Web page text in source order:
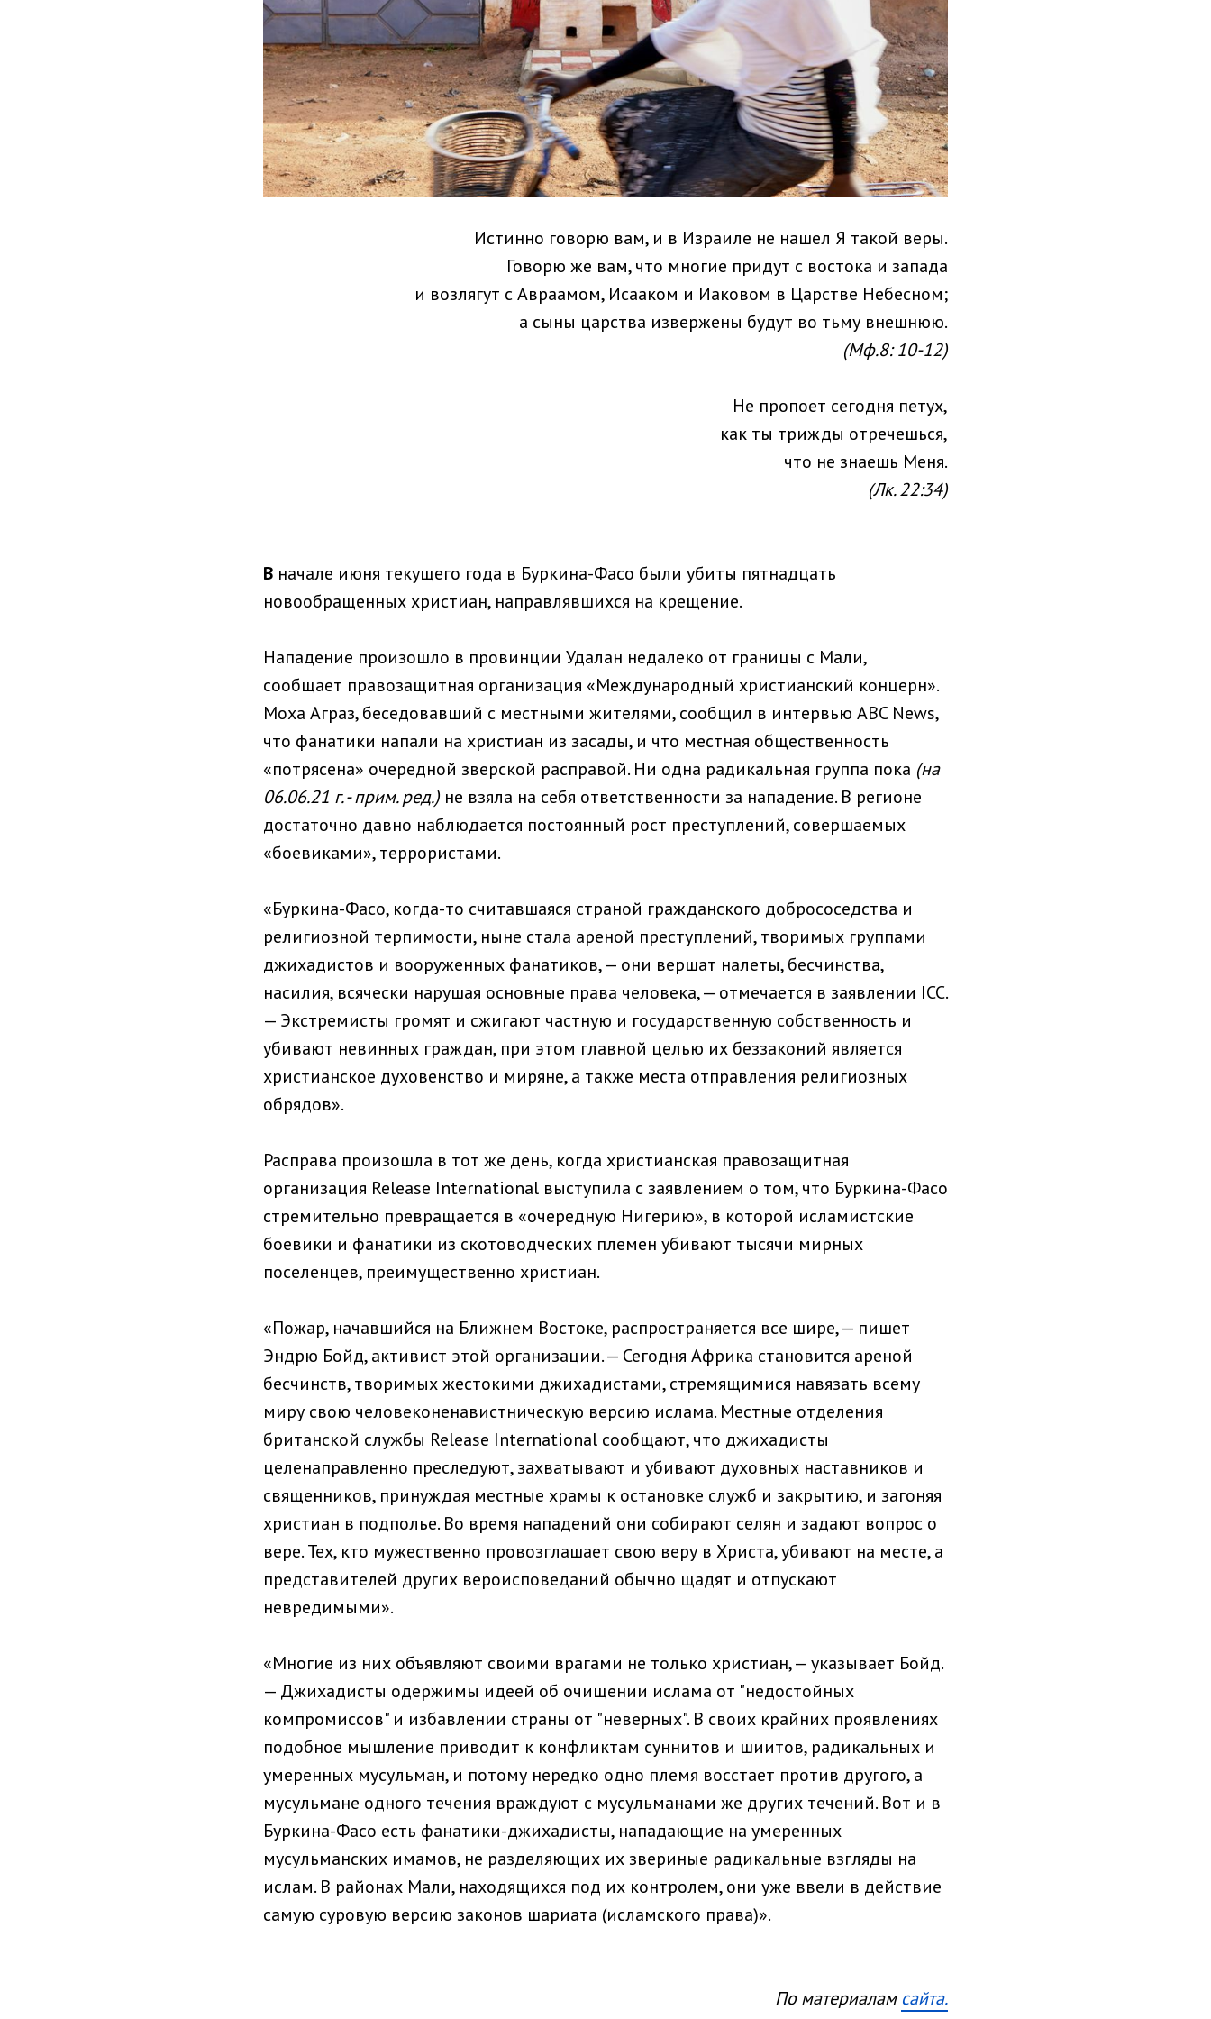
Истинно говорю вам, и в Израиле не нашел Я такой веры.
Говорю же вам, что многие придут с востока и запада
и возлягут с Авраамом, Исааком и Иаковом в Царстве Небесном;
а сыны царства извержены будут во тьму внешнюю.
(Мф.8: 10-12)
Не пропоет сегодня петух,
как ты трижды отречешься,
что не знаешь Меня.
(Лк. 22:34)
В начале июня текущего года в Буркина-Фасо были убиты пятнадцать
новообращенных христиан, направлявшихся на крещение.
Нападение произошло в провинции Удалан недалеко от границы с Мали,
сообщает правозащитная организация «Международный христианский концерн».
Моха Аграз, беседовавший с местными жителями, сообщил в интервью ABC News,
что фанатики напали на христиан из засады, и что местная общественность
«потрясена» очередной зверской расправой. Ни одна радикальная группа пока (на
06.06.21 г. - прим. ред.) не взяла на себя ответственности за нападение. В регионе
достаточно давно наблюдается постоянный рост преступлений, совершаемых
«боевиками», террористами.
«Буркина-Фасо, когда-то считавшаяся страной гражданского добрососедства и
религиозной терпимости, ныне стала ареной преступлений, творимых группами
джихадистов и вооруженных фанатиков, — они вершат налеты, бесчинства,
насилия, всячески нарушая основные права человека, — отмечается в заявлении ICC.
— Экстремисты громят и сжигают частную и государственную собственность и
убивают невинных граждан, при этом главной целью их беззаконий является
христианское духовенство и миряне, а также места отправления религиозных
обрядов».
Расправа произошла в тот же день, когда христианская правозащитная
организация Release International выступила с заявлением о том, что Буркина-Фасо
стремительно превращается в «очередную Нигерию», в которой исламистские
боевики и фанатики из скотоводческих племен убивают тысячи мирных
поселенцев, преимущественно христиан.
«Пожар, начавшийся на Ближнем Востоке, распространяется все шире, — пишет
Эндрю Бойд, активист этой организации. — Сегодня Африка становится ареной
бесчинств, творимых жестокими джихадистами, стремящимися навязать всему
миру свою человеконенавистническую версию ислама. Местные отделения
британской службы Release International сообщают, что джихадисты
целенаправленно преследуют, захватывают и убивают духовных наставников и
священников, принуждая местные храмы к остановке служб и закрытию, и загоняя
христиан в подполье. Во время нападений они собирают селян и задают вопрос о
вере. Тех, кто мужественно провозглашает свою веру в Христа, убивают на месте, а
представителей других вероисповеданий обычно щадят и отпускают
невредимыми».
«Многие из них объявляют своими врагами не только христиан, — указывает Бойд.
— Джихадисты одержимы идеей об очищении ислама от "недостойных
компромиссов" и избавлении страны от "неверных". В своих крайних проявлениях
подобное мышление приводит к конфликтам суннитов и шиитов, радикальных и
умеренных мусульман, и потому нередко одно племя восстает против другого, а
мусульмане одного течения враждуют с мусульманами же других течений. Вот и в
Буркина-Фасо есть фанатики-джихадисты, нападающие на умеренных
мусульманских имамов, не разделяющих их звериные радикальные взгляды на
ислам. В районах Мали, находящихся под их контролем, они уже ввели в действие
самую суровую версию законов шариата (исламского права)».
По материалам сайта.